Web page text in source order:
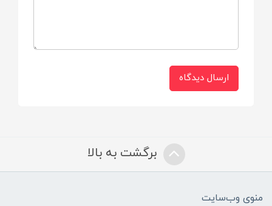
ارسال دیدگاه
برگشت به بالا
منوی وب‌سایت